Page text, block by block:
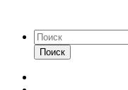
Поиск